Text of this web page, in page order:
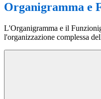
Organigramma e
L'Organigramma e il
l'organizzazione complessa